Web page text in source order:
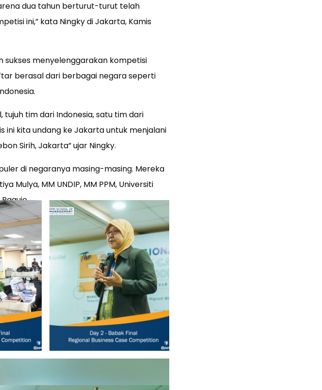
dua tahun berturut-turut telah
ini,” kata Ningky di Jakarta, Kamis
sukses menyelenggarakan kompetisi
berasal dari berbagai negara seperti
tujuh tim dari Indonesia, satu tim dari
ini kita undang ke Jakarta untuk menjalani
Sirih, Jakarta” ujar Ningky.
di negaranya masing-masing. Mereka
Mulya, MM UNDIP, MM PPM, Universiti